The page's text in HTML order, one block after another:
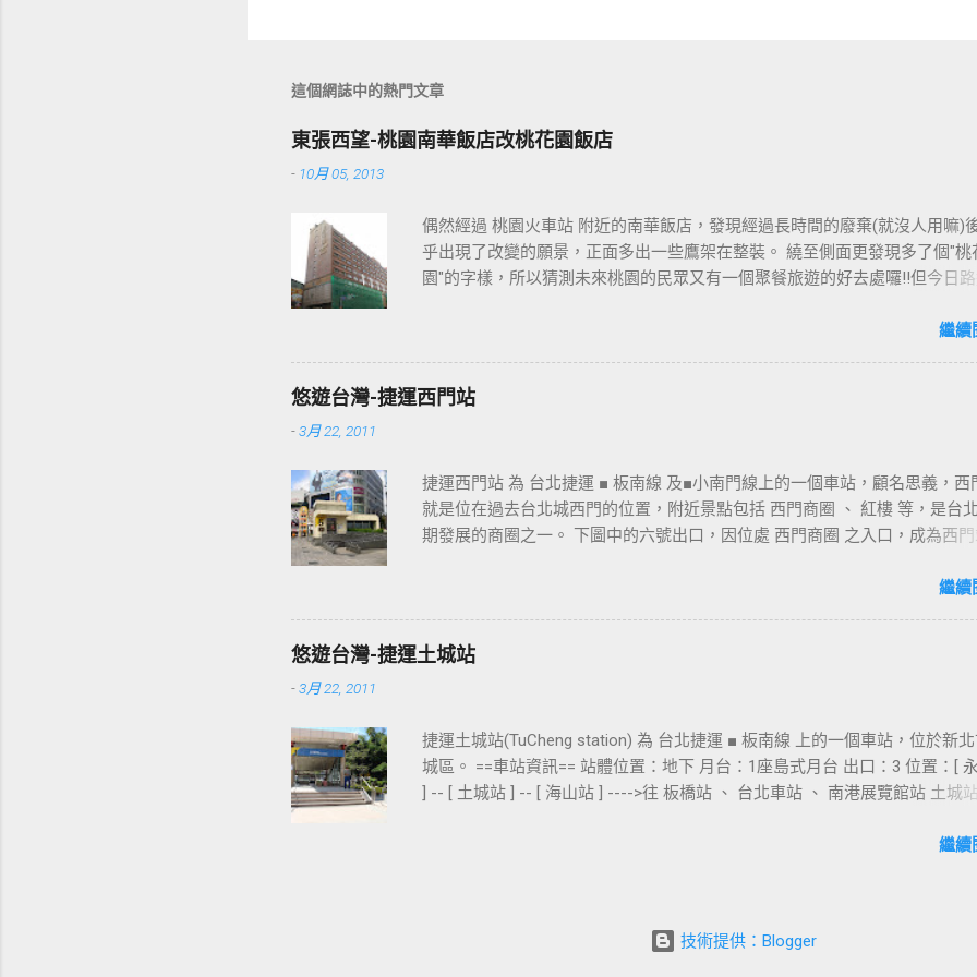
這個網誌中的熱門文章
東張西望-桃園南華飯店改桃花園飯店
- 10月 05, 2013
偶然經過 桃園火車站 附近的南華飯店，發現經過長時間的廢棄(就沒人用嘛)
乎出現了改變的願景，正面多出一些鷹架在整裝。 繞至側面更發現多了個"桃
園"的字樣，所以猜測未來桃園的民眾又有一個聚餐旅遊的好去處囉!!但今日路
繼續
悠遊台灣-捷運西門站
-3月 22, 2011
捷運西門站 為 台北捷運 ■ 板南線 及■小南門線上的一個車站，顧名思義，西
就是位在過去台北城西門的位置，附近景點包括 西門商圈 、 紅樓 等，是台
期發展的商圈之一。 下圖中的六號出口，因位處 西門商圈 之入口，成為西門
西門站六號出口&西門町商圈 板南線上車站 [ 永寧站 ] - [ 土城站 ] - [ 海山站 ]
] - [ 台北車站 ] - [ 善導寺站 ] - [ 忠孝新生站 ] - [ 忠孝復興站 ] - [ 忠孝敦化站 ]
父紀念館站 ] - [ 市政府站 ] - [ 永春站 ] - [ 後山埤站 ] - [ 昆陽站 ] - [ 南港站 ] - [
繼續
悠遊台灣-捷運土城站
-3月 22, 2011
捷運土城站(TuCheng station) 為 台北捷運 ■ 板南線 上的一個車站，位於新
城區。 ==車站資訊== 站體位置：地下 月台：1座島式月台 出口：3 位置：[
] -- [ 土城站 ] -- [ 海山站 ] ---->往 板橋站 、 台北車站 、 南港展覽館站 土城
板橋站 ] - [ 新埔站 ] - [ 江子翠站 ] - [ 龍山寺站 ] - [ 西門站 ] - [ 台北車站 ] - [
繼續
技術提供：Blogger